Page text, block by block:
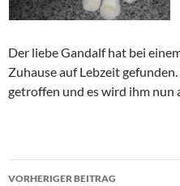
Der liebe Gandalf hat bei
Zuhause auf Lebzeit
getroffen und es wird ihm nun
Beitragsnavigation
VORHERIGER BEITRAG